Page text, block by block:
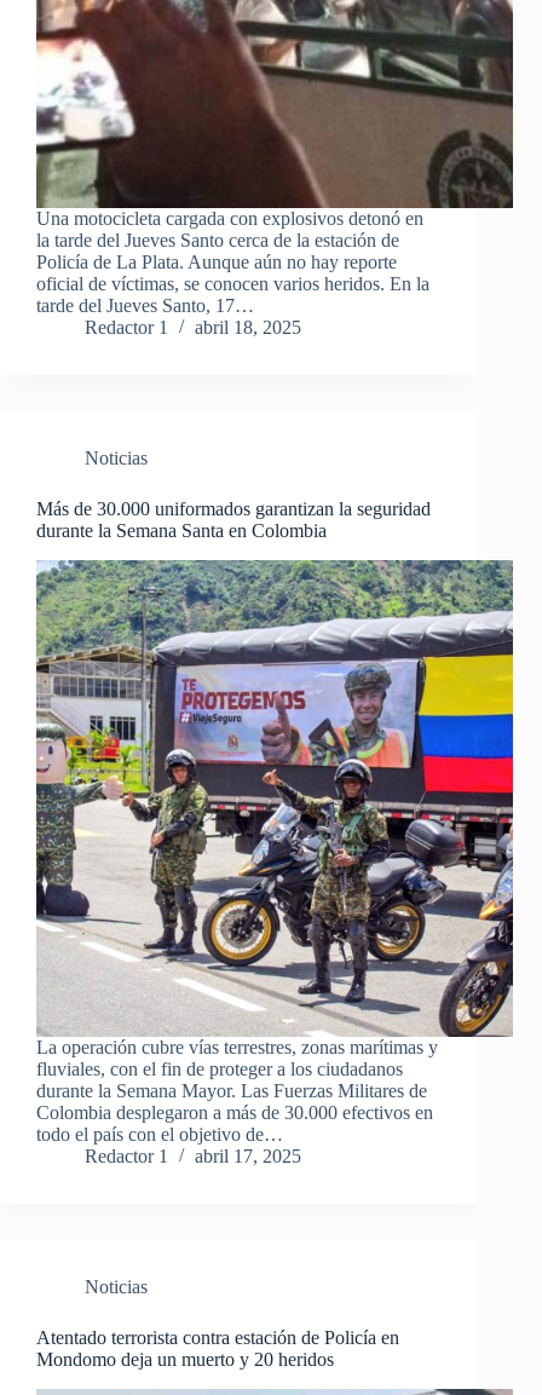
Una motocicleta cargada con explosivos detonó en
la tarde del Jueves Santo cerca de la estación de
Policía de La Plata. Aunque aún no hay reporte
oficial de víctimas, se conocen varios heridos. En la
tarde del Jueves Santo, 17…
Redactor 1
abril 18, 2025
Noticias
Más de 30.000 uniformados garantizan la seguridad
durante la Semana Santa en Colombia
La operación cubre vías terrestres, zonas marítimas y
fluviales, con el fin de proteger a los ciudadanos
durante la Semana Mayor. Las Fuerzas Militares de
Colombia desplegaron a más de 30.000 efectivos en
todo el país con el objetivo de…
Redactor 1
abril 17, 2025
Noticias
Atentado terrorista contra estación de Policía en
Mondomo deja un muerto y 20 heridos